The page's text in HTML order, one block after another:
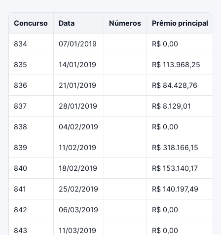
Concurso Data Números Prêmio principal
834 07/01/2019 R$ 0,00
835 14/01/2019 R$ 113.968,25
836 21/01/2019 R$ 84.428,76
837 28/01/2019 R$ 8.129,01
838 04/02/2019 R$ 0,00
839 11/02/2019 R$ 318.166,15
840 18/02/2019 R$ 153.140,17
841 25/02/2019 R$ 140.197,49
842 06/03/2019 R$ 0,00
843 11/03/2019 R$ 0,00